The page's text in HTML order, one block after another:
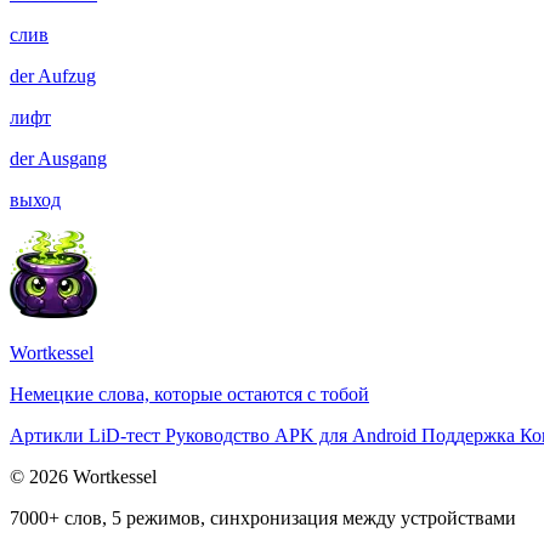
слив
derAufzug
лифт
derAusgang
выход
Wortkessel
Немецкие слова, которые остаются с тобой
Артикли LiD-тест Руководство APK для Android Поддержка
© 2026 Wortkessel
7000+ слов, 5 режимов, синхронизация между устройствами